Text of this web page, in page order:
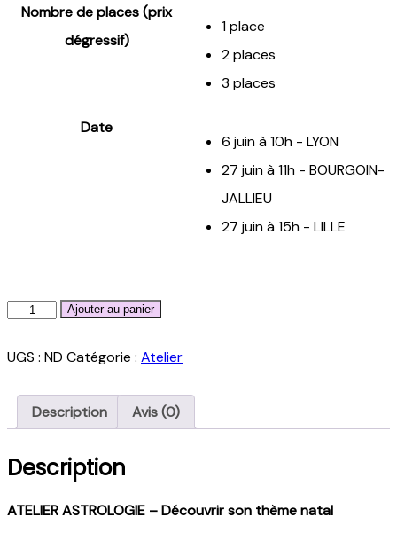
prix :
Nombre de places (prix
dégressif)
1 place
2 places
3 places
Date
6 juin à 10h - LYON
27 juin à 11h - BOURGOIN-
JALLIEU
27 juin à 15h - LILLE
quantité
:
ton
thème
Ajouter au panier
UGS : ND Catégorie : Atelier
Description Avis (0)
Description
ATELIER ASTROLOGIE – Découvrir son thème natal